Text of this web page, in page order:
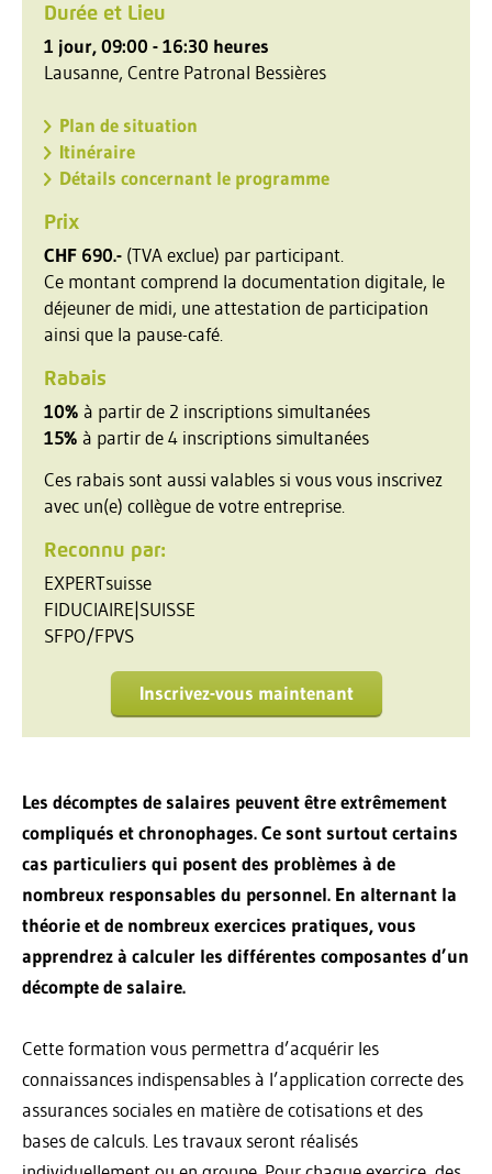
Durée et Lieu
1 jour, 09:00 - 16:30 heures
Lausanne, Centre Patronal Bessières
Plan de situation
Itinéraire
Détails concernant le programme
Prix
CHF 690.- (TVA exclue) par participant.
Ce montant comprend la documentation digitale, le
déjeuner de midi, une attestation de participation
ainsi que la pause-café.
Rabais
10% à partir de 2 inscriptions simultanées
15% à partir de 4 inscriptions simultanées
Ces rabais sont aussi valables si vous vous inscrivez
avec un(e) collègue de votre entreprise.
Reconnu par:
EXPERTsuisse
FIDUCIAIRE|SUISSE
SFPO/FPVS
Inscrivez-vous maintenant
Les décomptes de salaires peuvent être extrêmement
compliqués et chronophages. Ce sont surtout certains
cas particuliers qui posent des problèmes à de
nombreux responsables du personnel. En alternant la
théorie et de nombreux exercices pratiques, vous
apprendrez à calculer les différentes composantes d’un
décompte de salaire.
Cette formation vous permettra d’acquérir les
connaissances indispensables à l’application correcte des
assurances sociales en matière de cotisations et des
bases de calculs. Les travaux seront réalisés